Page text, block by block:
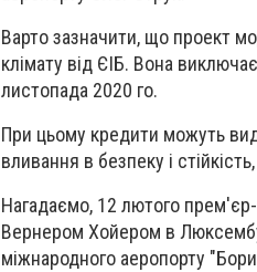
Варто зазначити, що проект
клімату від ЄІБ. Вона
листопада 2020 го.
При цьому кредити можуть
вливання в безпеку і
Нагадаємо, 12 лютого
Вернером Хойером в
міжнародного аеропорту